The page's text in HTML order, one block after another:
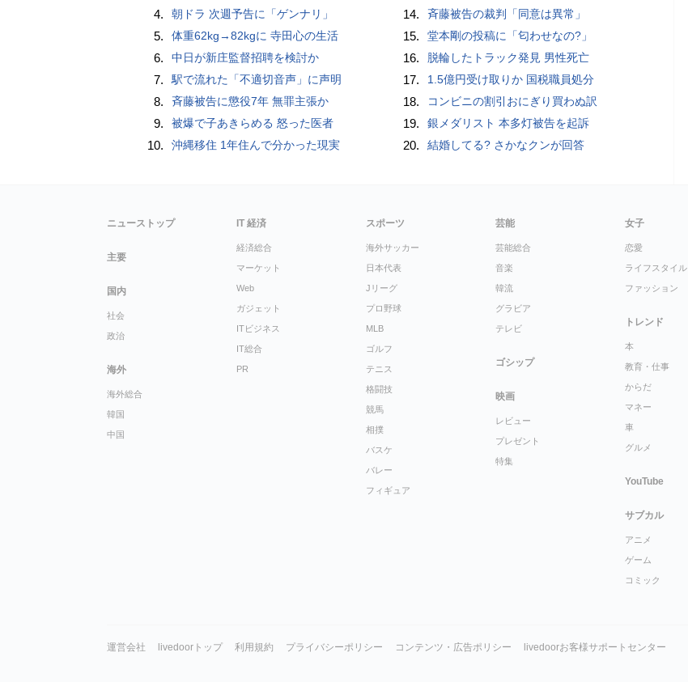
4. 朝ドラ 次週予告に「ゲンナリ」
5. 体重62kg→82kgに 寺田心の生活
6. 中日が新庄監督招聘を検討か
7. 駅で流れた「不適切音声」に声明
8. 斉藤被告に懲役7年 無罪主張か
9. 被爆で子あきらめる 怒った医者
10. 沖縄移住 1年住んで分かった現実
14. 斉藤被告の裁判「同意は異常」
15. 堂本剛の投稿に「匂わせなの?」
16. 脱輪したトラック発見 男性死亡
17. 1.5億円受け取りか 国税職員処分
18. コンビニの割引おにぎり買わぬ訳
19. 銀メダリスト 本多灯被告を起訴
20. 結婚してる? さかなクンが回答
ニューストップ
主要
国内
社会
政治
海外
海外総合
韓国
中国
IT 経済
経済総合
マーケット
Web
ガジェット
ITビジネス
IT総合
PR
スポーツ
海外サッカー
日本代表
Jリーグ
プロ野球
MLB
ゴルフ
テニス
格闘技
競馬
相撲
バスケ
バレー
フィギュア
芸能
芸能総合
音楽
韓流
グラビア
テレビ
ゴシップ
映画
レビュー
プレゼント
特集
女子
恋愛
ライフスタイル
ファッション
トレンド
本
教育・仕事
からだ
マネー
車
グルメ
YouTube
サブカル
アニメ
ゲーム
コミック
運営会社 livedoorトップ 利用規約 プライバシーポリシー コンテンツ・広告ポリシー livedoorお客様サポートセンター